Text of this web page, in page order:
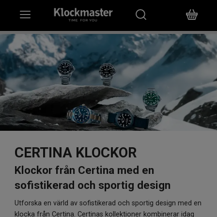
HEM
KLOCKOR
SMYCKEN
ÖVRIGT
BUTIKER
PRESENTKORT
CERTINA KLOCKOR
Klockor från Certina med en
sofistikerad och sportig design
Utforska en värld av sofistikerad och sportig design med en
klocka från Certina. Certinas kollektioner kombinerar idag